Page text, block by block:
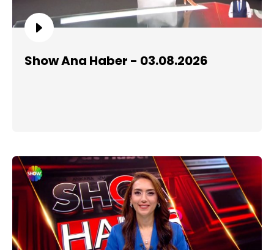
Show Ana Haber - 03.08.2026